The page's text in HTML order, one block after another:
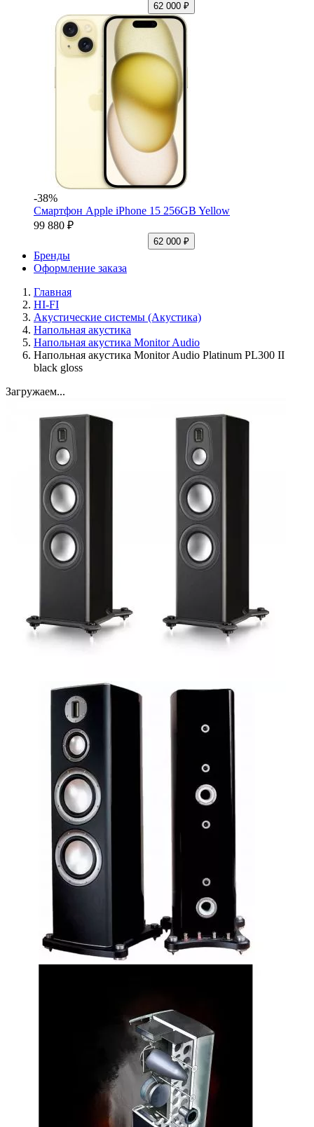
62 000 ₽
-38%
Смартфон Apple iPhone 15 256GB Yellow
99 880 ₽
62 000 ₽
Бренды
Оформление заказа
Главная
HI-FI
Акустические системы (Акустика)
Напольная акустика
Напольная акустика Monitor Audio
Напольная акустика Monitor Audio Platinum PL300 II
black gloss
Загружаем...